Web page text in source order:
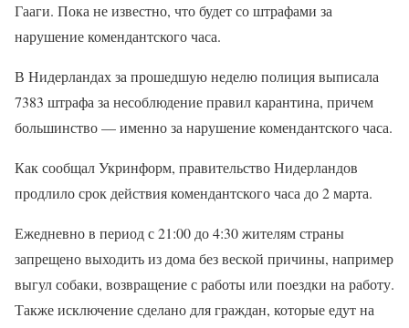
Гааги. Пока не известно, что будет со штрафами за
нарушение комендантского часа.
В Нидерландах за прошедшую неделю полиция выписала
7383 штрафа за несоблюдение правил карантина, причем
большинство — именно за нарушение комендантского часа.
Как сообщал Укринформ, правительство Нидерландов
продлило срок действия комендантского часа до 2 марта.
Ежедневно в период с 21:00 до 4:30 жителям страны
запрещено выходить из дома без веской причины, например
выгул собаки, возвращение с работы или поездки на работу.
Также исключение сделано для граждан, которые едут на